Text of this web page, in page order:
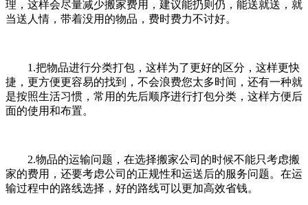
理，这样会尽量减少搬家费用，建议能扔则仍，能送就送，就
当送人情，带着没用的物品，费时费力不讨好。
1.把物品进行分类打包，这样为了更好的区分，这样更快
捷，更方便更容易的找到，不会浪费您太多时间，还有一种就
是按照生活习惯，常用的先后顺序进行打包分类，这样方便后
面的使用和布置。
2.物品的运输问题，在选择搬家公司的时候不能只考虑搬
家的费用，还要考虑公司的正规性和运送后的服务问题。在运
输过程中的路线选择，好的路线可以更加高效省钱。